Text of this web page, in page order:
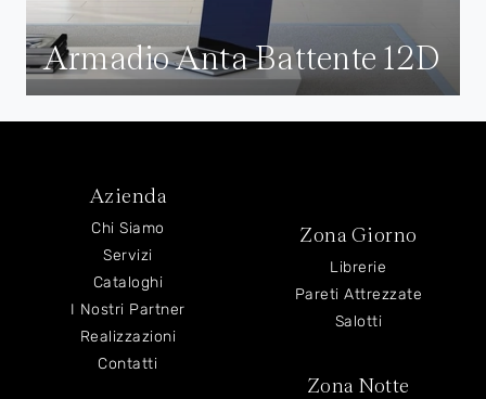
Armadio Anta Battente 12D
Azienda
Chi Siamo
Servizi
Cataloghi
I Nostri Partner
Realizzazioni
Contatti
Zona Giorno
Librerie
Pareti Attrezzate
Salotti
Zona Notte